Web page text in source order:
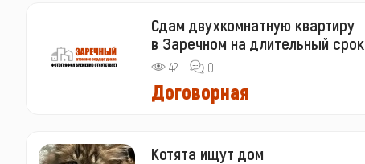
Сдам двухкомнатную квартиру
в Заречном на длительный срок
42 0
Договорная
Котята ищут дом